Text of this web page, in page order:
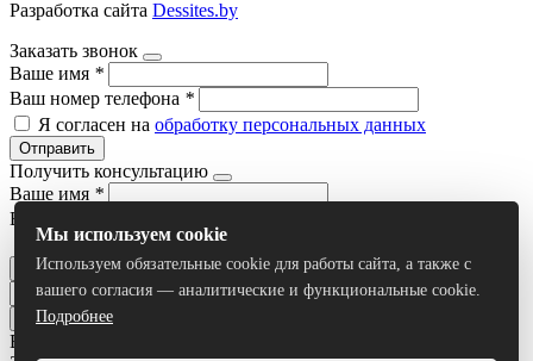
Разработка сайта Dessites.by
Заказать звонок
Ваше имя *
Ваш номер телефона *
Я согласен на обработку персональных данных
Отправить
Получить консультацию
Ваше имя *
Ваш номер телефона
Я согласен наобработку персональных данных
Отправить
Все результаты
Мы используем cookie
Используем обязательные cookie для работы сайта, а также с
вашего согласия — аналитические и функциональные cookie.
Подробнее